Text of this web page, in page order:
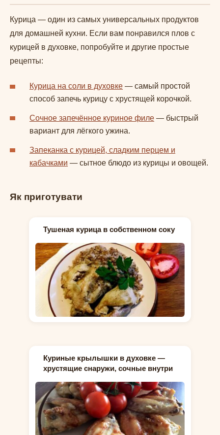
Курица — один из самых универсальных продуктов
для домашней кухни. Если вам понравился плов с
курицей в духовке, попробуйте и другие простые
рецепты:
Курица на соли в духовке — самый простой
способ запечь курицу с хрустящей корочкой.
Сочное запечённое куриное филе — быстрый
вариант для лёгкого ужина.
Запеканка с курицей, сладким перцем и
кабачками — сытное блюдо из курицы и овощей.
Як приготувати
Тушеная курица в собственном соку
Куриные крылышки в духовке —
хрустящие снаружи, сочные внутри